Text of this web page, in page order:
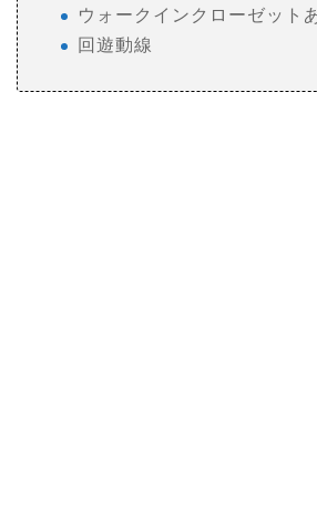
ウォークインクローゼット
回遊動線